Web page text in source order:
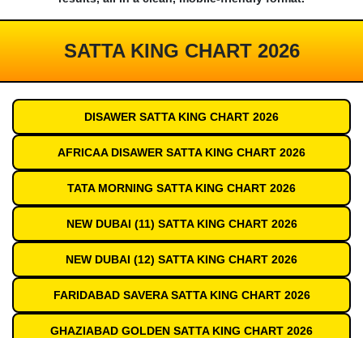
SATTA KING CHART 2026
DISAWER SATTA KING CHART 2026
AFRICAA DISAWER SATTA KING CHART 2026
TATA MORNING SATTA KING CHART 2026
NEW DUBAI (11) SATTA KING CHART 2026
NEW DUBAI (12) SATTA KING CHART 2026
FARIDABAD SAVERA SATTA KING CHART 2026
GHAZIABAD GOLDEN SATTA KING CHART 2026